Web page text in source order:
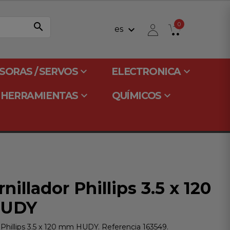
search es keyboard_arrow_down 0
/ SERVOSkeyboard_arrow_down ELECTRONICAkeyboard_arrow_down
HERRAMIENTAS keyboard_arrow_down QUÍMICOSkeyboard_arrow_down
Phillips 3.5 x 120
3.5 x 120 mm HUDY. Referencia 163549.